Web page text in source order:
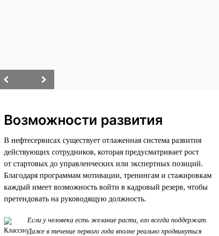
Возможности развития
В нефтесервисах существует отлаженная система развития
действующих сотрудников, которая предусматривает рост
от стартовых до управленческих или экспертных позиций.
Благодаря программам мотивации, тренингам и стажировкам
каждый имеет возможность войти в кадровый резерв, чтобы
претендовать на руководящую должность.
Если у человека есть желание расти, его всегда поддержат.
Даже в течение первого года вполне реально продвинуться